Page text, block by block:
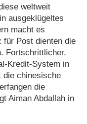
weltweit
ausgeklügeltes
macht es
für Post dienten die
Fortschrittlicher,
Kredit-System in
die chinesische
die
Aiman Abdallah in